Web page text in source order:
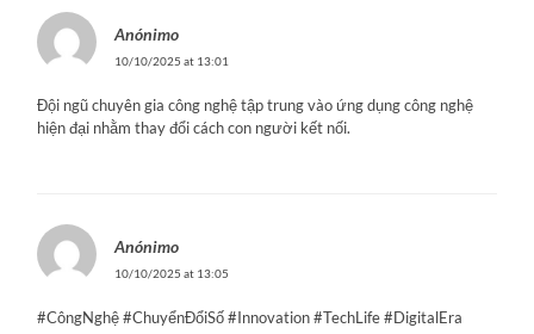
Anónimo
10/10/2025 at 13:01
Đội ngũ chuyên gia công nghệ tập trung vào ứng dụng công nghệ
hiện đại nhằm thay đổi cách con người kết nối.
Anónimo
10/10/2025 at 13:05
#CôngNghệ #ChuyểnĐổiSố #Innovation #TechLife #DigitalEra